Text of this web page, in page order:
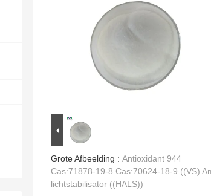
Grote Afbeelding : Antioxidant 944
Cas:71878-19-8 Cas:70624-18-9 ((VS)
lichtstabilisator ((HALS))